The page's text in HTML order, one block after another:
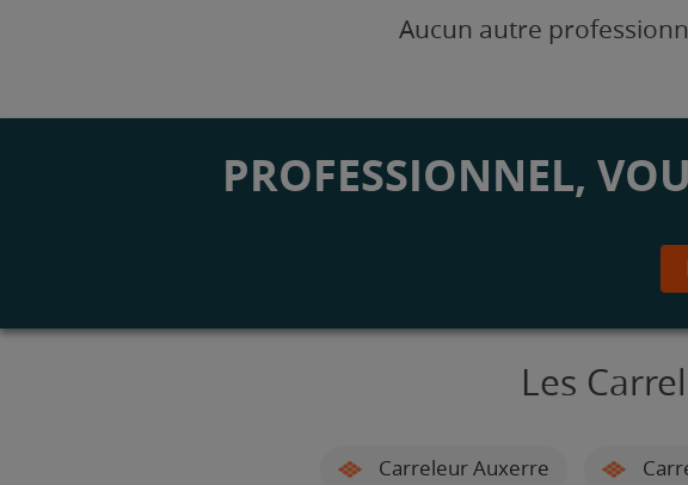
Aucun autre
PROFESSIONNEL,
Les
Carreleur Auxerre